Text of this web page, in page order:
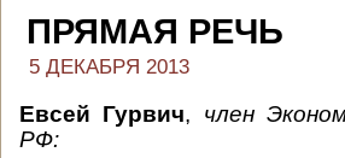
ПРЯМАЯ РЕЧЬ
5 ДЕКАБРЯ 2013
Евсей Гурвич, член
РФ: